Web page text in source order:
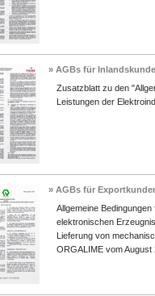
» AGBs für
Zusatzblatt zu den
Leistungen der
» AGBs für
Allgemeine
elektronischen
Lieferung von
ORGALIME vom August